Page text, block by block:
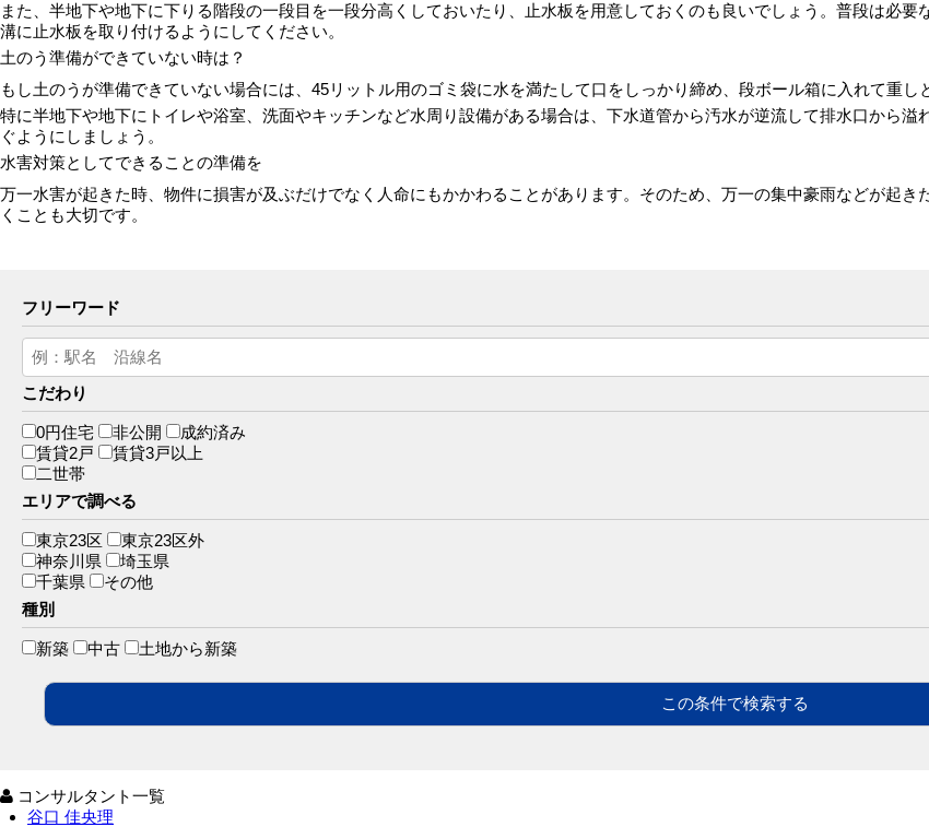
また、半地下や地下に下りる階段の一段目を一段分高くしておいたり、止水板を用意しておくのも良いでしょう。普段は必
溝に止水板を取り付けるようにしてください。
土のう準備ができていない時は？
もし土のうが準備できていない場合には、45リットル用のゴミ袋に水を満たして口をしっかり締め、段ボール箱に入れて重し
特に半地下や地下にトイレや浴室、洗面やキッチンなど水周り設備がある場合は、下水道管から汚水が逆流して排水口から
ぐようにしましょう。
水害対策としてできることの準備を
万一水害が起きた時、物件に損害が及ぶだけでなく人命にもかかわることがあります。そのため、万一の集中豪雨などが起
くことも大切です。
フリーワード
こだわり
0円住宅 非公開
成約済み
賃貸2戸
賃貸3戸以上
二世帯
エリアで調べる
東京23区
東京23区外
神奈川県
埼玉県
千葉県
その他
種別
新築 中古 土地から新築
コンサルタント一覧
谷口 佳央理